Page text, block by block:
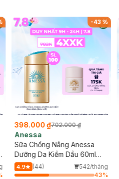
-43%
398.000 ₫702.000 ₫
Anessa
Sữa Chống Nắng Anessa
Dưỡng Da Kiềm Dầu 60ml
(Bản Mới)
4.9 (44)
542/tháng
43%